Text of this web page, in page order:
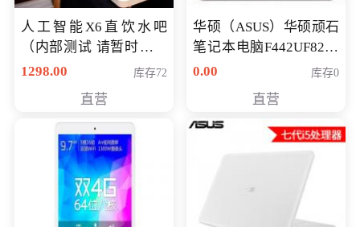
人工智能X6直饮水吧
（内部测试 请暂时不要
购买）
1298.00 库存72
直营
华硕（ASUS）华硕顽石
笔记本电脑F442UF8250
八代独显轻薄办公商务
0.00 库存0
直营